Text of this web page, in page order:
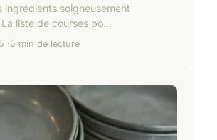
ingrédients soigneusement
liste de courses po...
5 min de lecture